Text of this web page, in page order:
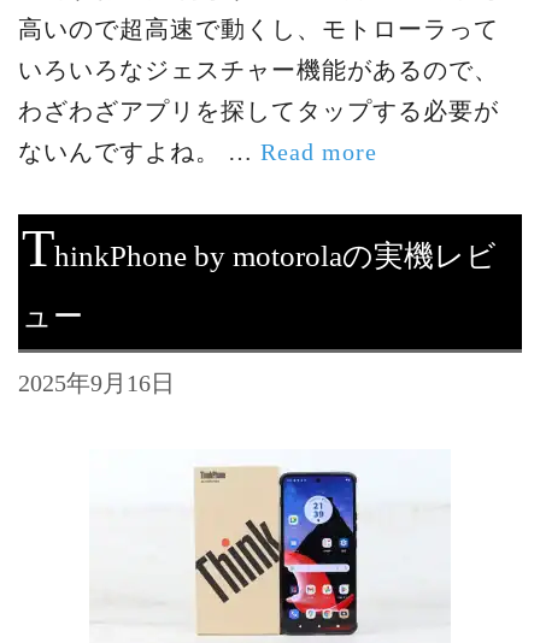
高いので超高速で動くし、モトローラって
いろいろなジェスチャー機能があるので、
わざわざアプリを探してタップする必要が
ないんですよね。 … Read more
ThinkPhone by motorolaの実機レビ
ュー
2025年9月16日